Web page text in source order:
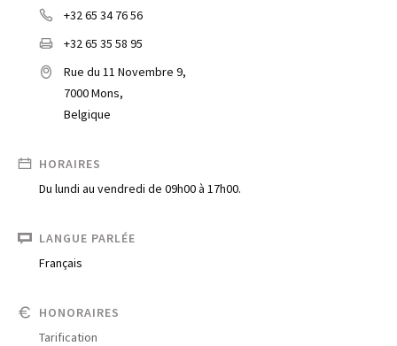
+32 65 34 76 56
+32 65 35 58 95
Rue du 11 Novembre 9,
7000 Mons,
Belgique
HORAIRES
Du lundi au vendredi de 09h00 à 17h00.
LANGUE PARLÉE
Français
HONORAIRES
Tarification